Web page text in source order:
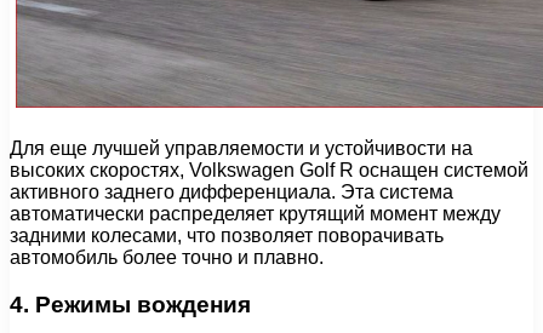
Для еще лучшей управляемости и устойчивости на
высоких скоростях, Volkswagen Golf R оснащен системой
активного заднего дифференциала. Эта система
автоматически распределяет крутящий момент между
задними колесами, что позволяет поворачивать
автомобиль более точно и плавно.
4. Режимы вождения